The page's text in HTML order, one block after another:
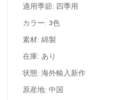
適用季節: 四季用
カラー: 3色
素材: 綿製
在庫: あり
状態: 海外輸入新作
原産地: 中国